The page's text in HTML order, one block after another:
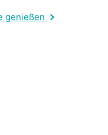
genießen